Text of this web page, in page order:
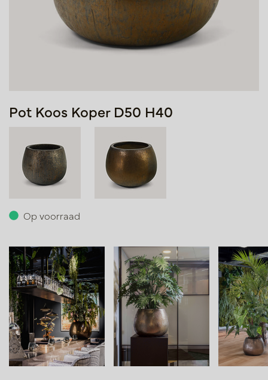
Pot Koos Koper D50 H40
Op voorraad